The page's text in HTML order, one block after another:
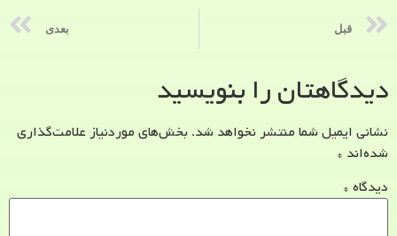
قبل بعدی
دیدگاهتان را بنویسید
نشانی ایمیل شما منتشر نخواهد شد. بخش‌های موردنیاز علامت‌گذاری
شده‌اند *
دیدگاه *